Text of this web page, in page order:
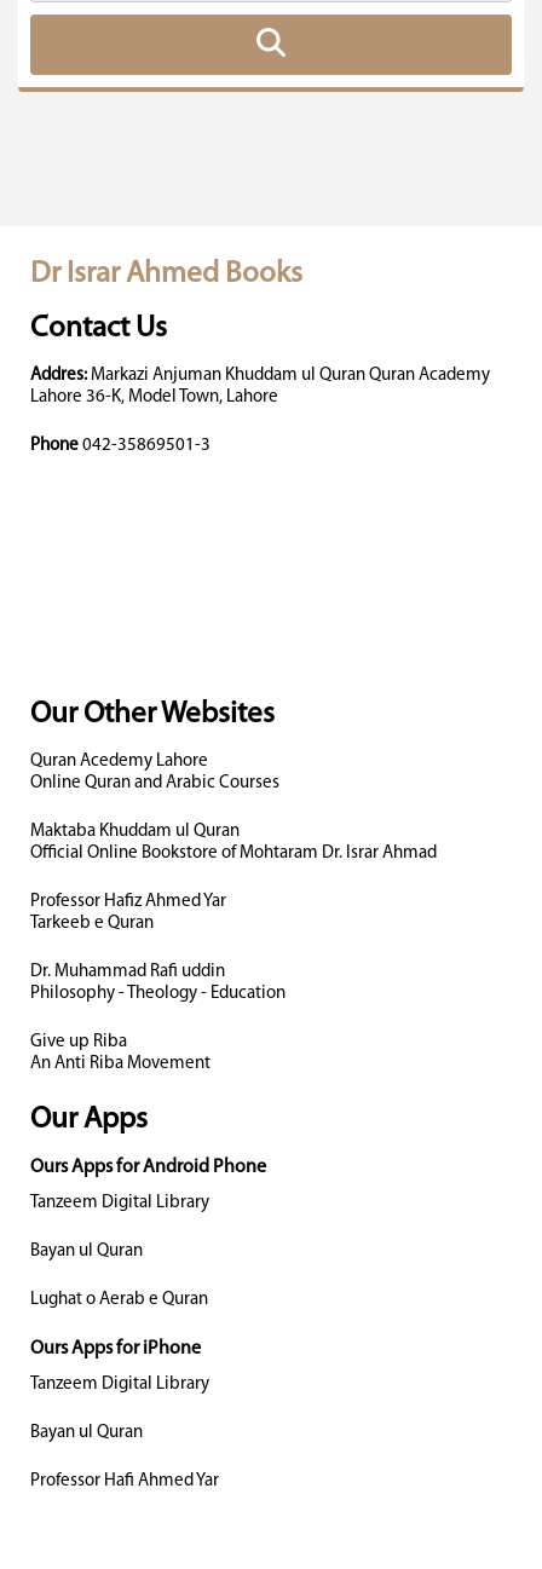
Dr Israr Ahmed Books
Contact Us
Addres: Markazi Anjuman Khuddam ul Quran Quran Academy
Lahore 36-K, Model Town, Lahore
Phone 042-35869501-3
Our Other Websites
Quran Acedemy Lahore
Online Quran and Arabic Courses
Maktaba Khuddam ul Quran
Official Online Bookstore of Mohtaram Dr. Israr Ahmad
Professor Hafiz Ahmed Yar
Tarkeeb e Quran
Dr. Muhammad Rafi uddin
Philosophy - Theology - Education
Give up Riba
An Anti Riba Movement
Our Apps
Ours Apps for Android Phone
Tanzeem Digital Library
Bayan ul Quran
Lughat o Aerab e Quran
Ours Apps for iPhone
Tanzeem Digital Library
Bayan ul Quran
Professor Hafi Ahmed Yar